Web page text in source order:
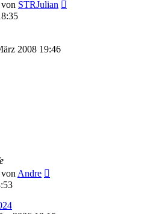
von STRJulian
2008 19:46
von Andre